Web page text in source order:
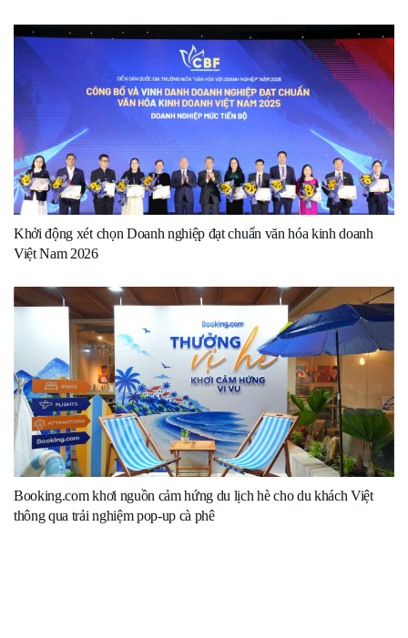
Khởi động xét chọn Doanh nghiệp đạt chuẩn văn hóa kinh doanh
Việt Nam 2026
Booking.com khơi nguồn cảm hứng du lịch hè cho du khách Việt
thông qua trải nghiệm pop-up cà phê